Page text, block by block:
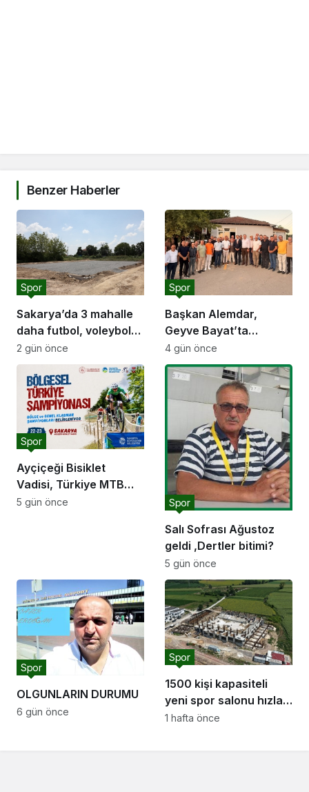
Benzer Haberler
Sakarya’da 3 mahalle
daha futbol, voleybol
ve basketbol sahasına
kavuşuyor
Spor
2 gün önce
Başkan Alemdar,
Geyve Bayat’ta
hemşehrileriyle
buluştu: “Gençlik ve
spor yatırımlarını
hayata geçirmeye
devam edeceğiz”
Spor
4 gün önce
Ayçiçeği Bisiklet
Vadisi, Türkiye MTB
Şampiyonası’na ev
Spor
5 gün önce
Salı Sofrası Ağustoz
geldi ,Dertler bitimi?
Spor
5 gün önce
OLGUNLARIN DURUMU
Spor
6 gün önce
1500 kişi kapasiteli
yeni spor salonu hızla
yükseliyor: “Salon
Spor
1 hafta önce